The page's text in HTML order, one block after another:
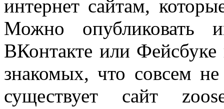
интернет сайтам,
Можно опубликовать
ВКонтакте или
знакомых, что совсем
существует сайт